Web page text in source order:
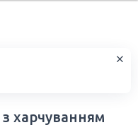
з харчуванням